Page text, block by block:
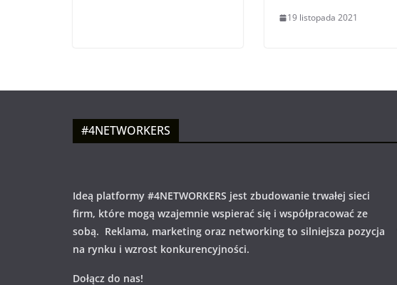
19 listopada 2021
#4NETWORKERS
Ideą platformy #4NETWORKERS jest zbudowanie trwałej sieci
firm, które mogą wzajemnie wspierać się i współpracować ze
sobą. Reklama, marketing oraz networking to silniejsza pozycja
na rynku i wzrost konkurencyjności.
Dołącz do nas!